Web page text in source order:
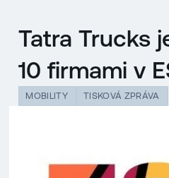
Tatra Trucks
10 firmami v
MOBILITY TISKOVÁ ZPRÁVA